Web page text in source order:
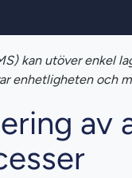
kan utöver enkel
enhetligheten och